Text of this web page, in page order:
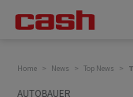
Home News Top News
AUTOBAUER